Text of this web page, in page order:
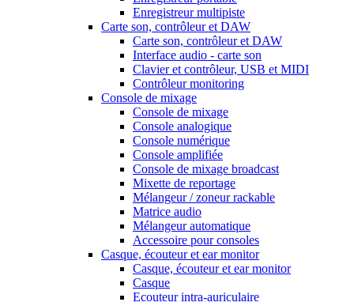
Enregistreur multipiste
Carte son, contrôleur et DAW
Carte son, contrôleur et DAW
Interface audio - carte son
Clavier et contrôleur, USB et MIDI
Contrôleur monitoring
Console de mixage
Console de mixage
Console analogique
Console numérique
Console amplifiée
Console de mixage broadcast
Mixette de reportage
Mélangeur / zoneur rackable
Matrice audio
Mélangeur automatique
Accessoire pour consoles
Casque, écouteur et ear monitor
Casque, écouteur et ear monitor
Casque
Ecouteur intra-auriculaire